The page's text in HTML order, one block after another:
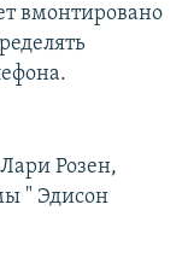
вмонтировано
Розен,
" Эдисон